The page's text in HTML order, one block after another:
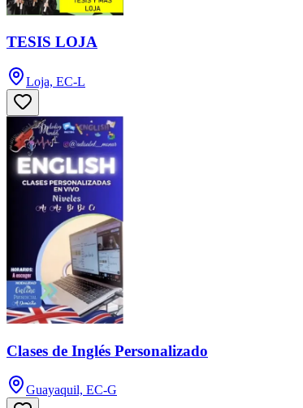
TESIS LOJA
Loja, EC-L
Clases de Inglés Personalizado
Guayaquil, EC-G